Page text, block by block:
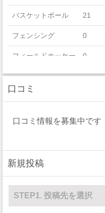
バスケットボール 21
フェンシング 0
フィールドホッケー 0
フットボール 133
アイスホッケー 0
ボート
セーリング 0
スキー 0
口コミ
口コミ情報を募集中です
新規投稿
STEP1. 投稿先を選択